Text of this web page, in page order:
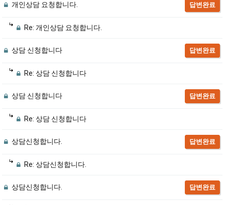
개인상담 요청합니다. 답변완료
Re: 개인상담 요청합니다.
상담 신청합니다 답변완료
Re: 상담 신청합니다
상담 신청합니다 답변완료
Re: 상담 신청합니다
상담신청합니다. 답변완료
Re: 상담신청합니다.
상담신청합니다. 답변완료